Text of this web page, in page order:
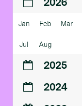
Jan Feb Mär
Jul Aug
2025
2024